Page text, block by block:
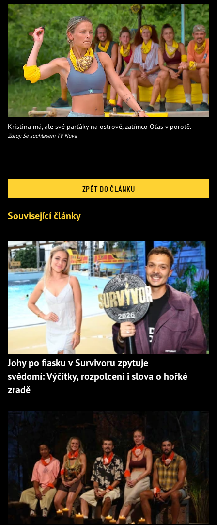
Kristina má, ale své parťáky na ostrově, zatímco Oťas v porotě.
Zdroj: Se souhlasem TV Nova
ZPĚT DO ČLÁNKU
Související články
Johy po fiasku v Survivoru zpytuje
svědomí: Výčitky, rozpolcení i slova o hořké
zradě